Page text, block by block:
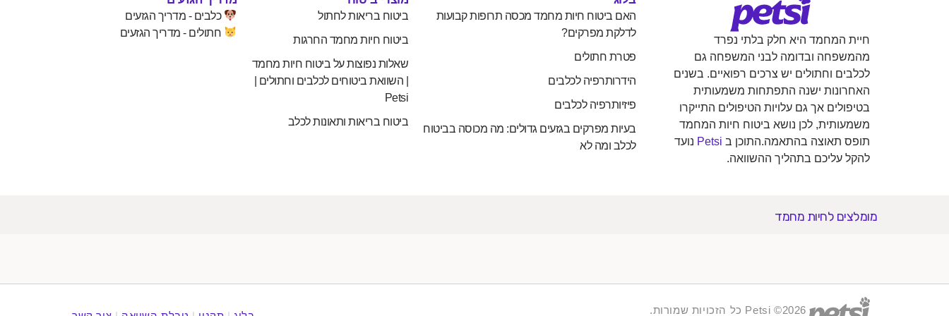
חיית המחמד היא חלק בלתי נפרד
מהמשפחה ובדומה לבני המשפחה גם
לכלבים וחתולים יש צרכים רפואיים. בשנים
האחרונות ישנה התפתחות משמעותית
בטיפולים אך גם עלויות הטיפולים התייקרו
משמעותית, לכן נושא ביטוח חיות המחמד
תופס תאוצה בהתאמה.התוכן ב Petsi נועד
להקל עליכם בתהליך ההשוואה.
האם ביטוח חיות מחמד מכסה תרופות קבועות
לדלקת מפרקים?
פטרת חתולים
הידרותרפיה לכלבים
פיזיותרפיה לכלבים
בעיות מפרקים בגזעים גדולים: מה מכוסה בביטוח
לכלב ומה לא
ביטוח בריאות לחתול
ביטוח חיות מחמד החרגות
שאלות נפוצות על ביטוח חיות מחמד
| השוואת ביטוחים לכלבים וחתולים |
Petsi
ביטוח בריאות ותאונות לכלב
כלבים - מדריך הגזעים
חתולים - מדריך הגזעים
מומלצים לחיות מחמד
2026© Petsi כל הזכויות שמורות.